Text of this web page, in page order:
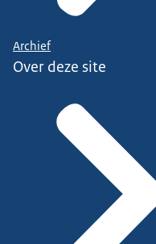
Archief
Over deze site